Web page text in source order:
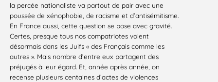
la percée nationaliste va partout de pair avec une
poussée de xénophobie, de racisme et d’antisémitisme.
En France aussi, cette question se pose avec gravité.
Certes, presque tous nos compatriotes voient
désormais dans les Juifs « des Français comme les
autres ». Mais nombre d’entre eux partagent des
préjugés à leur égard. Et, année après année, on
recense plusieurs centaines d’actes de violences